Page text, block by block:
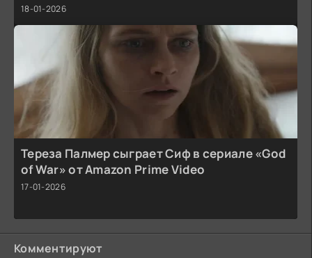
18-01-2026
Тереза Палмер сыграет Сиф в сериале «God
of War» от Amazon Prime Video
17-01-2026
Комментируют